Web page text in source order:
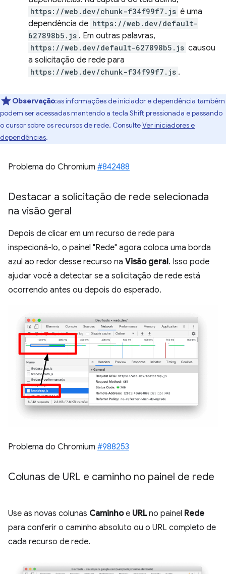
https://web.dev/chunk-f34f99f7.js é uma
dependência de https://web.dev/default-
627898b5.js . Em outras palavras,
https://web.dev/default-627898b5.js causou
a solicitação de rede para
https://web.dev/chunk-f34f99f7.js .
Observação:as informações de iniciador e dependência também
podem ser acessadas mantendo a tecla Shift pressionada e passando
o cursor sobre os recursos de rede. ConsulteVer iniciadores e
dependências.
Problema do Chromium #842488
Destacar a solicitação de rede selecionada
na visão geral
Depois de clicar em um recurso de rede para
inspecioná-lo, o painel "Rede" agora coloca uma borda
azul ao redor desse recurso na Visão geral. Isso pode
ajudar você a detectar se a solicitação de rede está
ocorrendo antes ou depois do esperado.
Problema do Chromium #988253
Colunas de URL e caminho no painel de rede
Use as novas colunas Caminhoe URLno painel Rede
para conferir o caminho absoluto ou o URL completo de
cada recurso de rede.